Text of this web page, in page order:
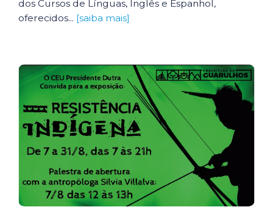
dos Cursos de Línguas, Inglês e Espanhol,
oferecidos... [saiba mais]